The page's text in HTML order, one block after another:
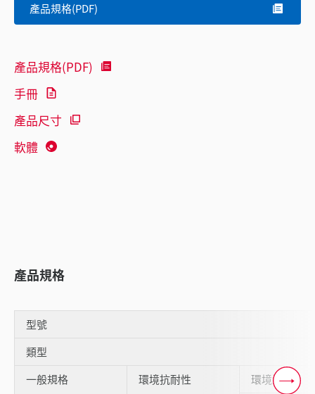
產品規格(PDF)
產品規格(PDF)
手冊
產品尺寸
軟體
產品規格
型號
類型
一般規格
環境抗耐性
環境溫度